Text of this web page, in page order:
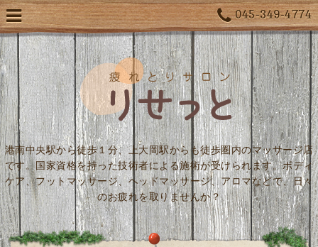
045-349-4774
港南中央駅から徒歩１分、上大岡駅からも徒歩圏内のマッサージ店
です。国家資格を持った技術者による施術が受けられます。ボディ
ケア、フットマッサージ、ヘッドマッサージ、アロマなどで、日々
のお疲れを取りませんか？